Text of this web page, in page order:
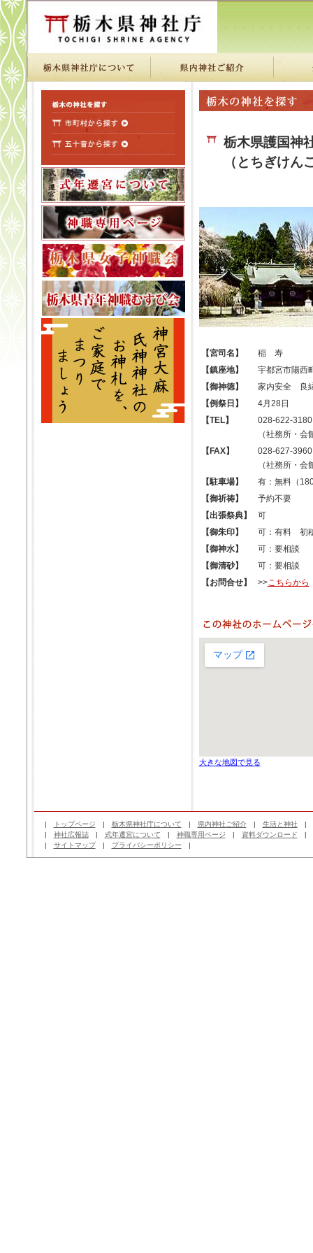
栃木県護国神
（とちぎけん
【宮司名】
稲 寿
【鎮座地】
宇都宮市陽西
【御神徳】
家内安全 良
【例祭日】
4月28日
【TEL】
028-622-3180
（社務所・会
【FAX】
028-627-3960
（社務所・会
【駐車場】
有：無料（
【御祈祷】
予約不要
【出張祭典】
可
【御朱印】
可：有料 初
【御神水】
可：要相談
【御清砂】
可：要相談
【お問合せ】
>>こちらから
大きな地図で見る
| トップページ | 栃木県神社庁について | 県内神社ご紹介| 生活と神社|
| 神社広報誌| 式年遷宮について | 神職専用ページ | 資料ダウンロード |
| サイトマップ| プライバシーポリシー |